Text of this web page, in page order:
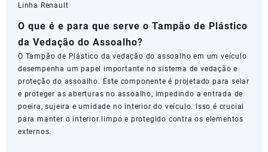
Linha Renault
O que é e para que serve o Tampão de Plástico
da Vedação do Assoalho?
O Tampão de Plástico da vedação do assoalho em um veículo
desempenha um papel importante no sistema de vedação e
proteção do assoalho. Este componente é projetado para selar
e proteger as aberturas no assoalho, impedindo a entrada de
poeira, sujeira e umidade no interior do veículo. Isso é crucial
para manter o interior limpo e protegido contra os elementos
externos.